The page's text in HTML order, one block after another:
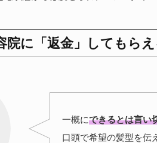
院に「返金」してもらえ
一概にできるとは言い
口頭で希望の髪型を伝